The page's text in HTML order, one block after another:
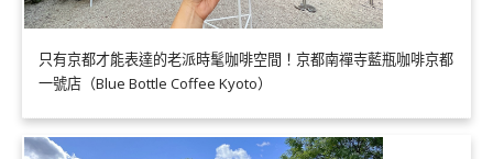
只有京都才能表達的老派時髦咖啡空間！京都南禪寺藍瓶咖啡京都
一號店（Blue Bottle Coffee Kyoto）